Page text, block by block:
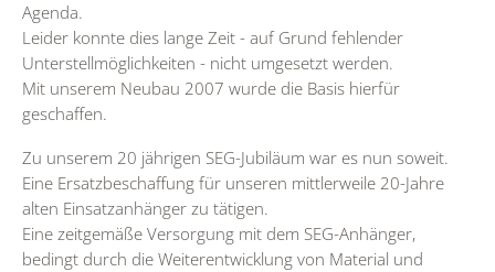
Agenda.
Leider konnte dies lange Zeit - auf Grund fehlender
Unterstellmöglichkeiten - nicht umgesetzt werden.
Mit unserem Neubau 2007 wurde die Basis hierfür
geschaffen.
Zu unserem 20 jährigen SEG-Jubiläum war es nun soweit.
Eine Ersatzbeschaffung für unseren mittlerweile 20-Jahre
alten Einsatzanhänger zu tätigen.
Eine zeitgemäße Versorgung mit dem SEG-Anhänger,
bedingt durch die Weiterentwicklung von Material und